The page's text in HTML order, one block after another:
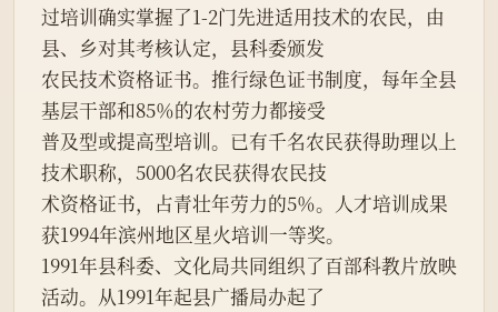
过培训确实掌握了1-2门先进适用技术的农民，由
县、乡对其考核认定，县科委颁发
农民技术资格证书。推行绿色证书制度，每年全县
基层干部和85％的农村劳力都接受
普及型或提高型培训。已有千名农民获得助理以上
技术职称，5000名农民获得农民技
术资格证书，占青壮年劳力的5％。人才培训成果
获1994年滨州地区星火培训一等奖。
1991年县科委、文化局共同组织了百部科教片放映
活动。从1991年起县广播局办起了